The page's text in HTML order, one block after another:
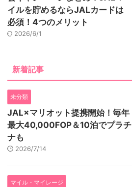
イルを貯めるならJALカードは
必須！4つのメリット
2026/6/1
新着記事
未分類
JAL×マリオット提携開始！毎年
最大40,000FOP＆10泊でプラチ
ナも
2026/7/14
マイル・マイレージ